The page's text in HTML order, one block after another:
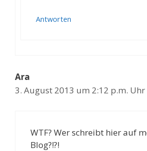
Antworten
Ara
3. August 2013 um 2:12 p.m. Uhr
WTF? Wer schreibt hier auf
Blog?!?!